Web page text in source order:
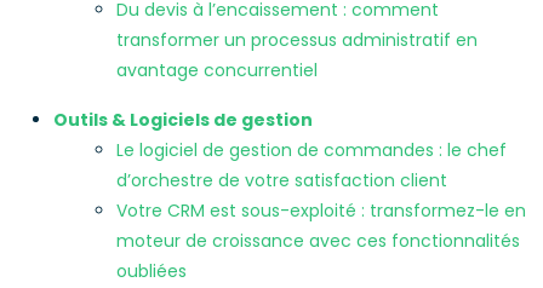
Du devis à l’encaissement : comment
transformer un processus administratif en
avantage concurrentiel
Outils & Logiciels de gestion
Le logiciel de gestion de commandes : le chef
d’orchestre de votre satisfaction client
Votre CRM est sous-exploité : transformez-le en
moteur de croissance avec ces fonctionnalités
oubliées